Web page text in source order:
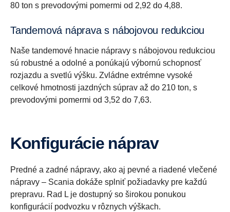
80 ton s prevodovými pomermi od 2,92 do 4,88.
Tandemová náprava s nábojovou redukciou
Naše tandemové hnacie nápravy s nábojovou redukciou
sú robustné a odolné a ponúkajú výbornú schopnosť
rozjazdu a svetlú výšku. Zvládne extrémne vysoké
celkové hmotnosti jazdných súprav až do 210 ton, s
prevodovými pomermi od 3,52 do 7,63.
Konfigurácie náprav
Predné a zadné nápravy, ako aj pevné a riadené vlečené
nápravy – Scania dokáže splniť požiadavky pre každú
prepravu. Rad L je dostupný so širokou ponukou
konfigurácií podvozku v rôznych výškach.